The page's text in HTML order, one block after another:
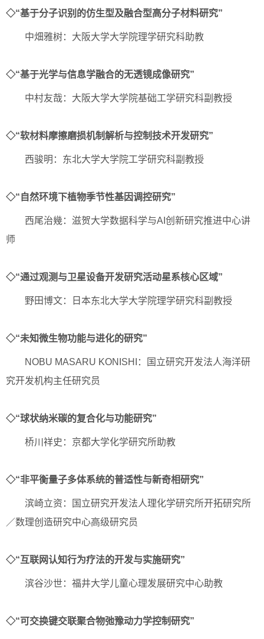
◇“基于分子识别的仿生型及融合型高分子材料研究”
中畑雅树：大阪大学大学院理学研究科助教
◇“基于光学与信息学融合的无透镜成像研究”
中村友哉：大阪大学大学院基础工学研究科副教授
◇“软材料摩擦磨损机制解析与控制技术开发研究”
西骏明：东北大学大学院工学研究科副教授
◇“自然环境下植物季节性基因调控研究”
西尾治幾：滋贺大学数据科学与AI创新研究推进中心讲
师
◇“通过观测与卫星设备开发研究活动星系核心区域”
野田博文：日本东北大学大学院理学研究科副教授
◇“未知微生物功能与进化的研究”
NOBU MASARU KONISHI：国立研究开发法人海洋研
究开发机构主任研究员
◇“球状纳米碳的复合化与功能研究”
桥川祥史：京都大学化学研究所助教
◇“非平衡量子多体系统的普适性与新奇相研究”
滨崎立资：国立研究开发法人理化学研究所开拓研究所
／数理创造研究中心高级研究员
◇“互联网认知行为疗法的开发与实施研究”
滨谷沙世：福井大学儿童心理发展研究中心助教
◇“可交换键交联聚合物弛豫动力学控制研究”